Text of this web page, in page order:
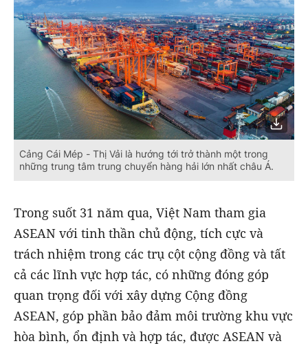
Cảng Cái Mép - Thị Vải là hướng tới trở thành một trong
những trung tâm trung chuyển hàng hải lớn nhất châu Á.
Trong suốt 31 năm qua, Việt Nam tham gia
ASEAN với tinh thần chủ động, tích cực và
trách nhiệm trong các trụ cột cộng đồng và tất
cả các lĩnh vực hợp tác, có những đóng góp
quan trọng đối với xây dựng Cộng đồng
ASEAN, góp phần bảo đảm môi trường khu vực
hòa bình, ổn định và hợp tác, được ASEAN và